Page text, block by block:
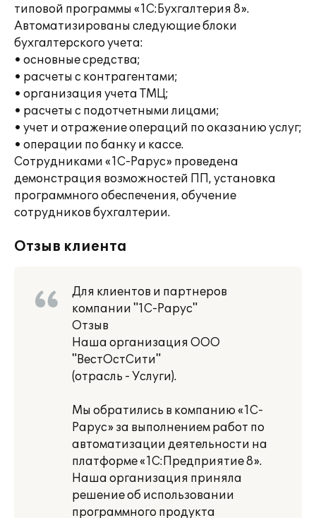
типовой программы «1С:Бухгалтерия 8».
Автоматизированы следующие блоки
бухгалтерского учета:
• основные средства;
• расчеты с контрагентами;
• организация учета ТМЦ;
• расчеты с подотчетными лицами;
• учет и отражение операций по оказанию услуг;
• операции по банку и кассе.
Сотрудниками «1С-Рарус» проведена
демонстрация возможностей ПП, установка
программного обеспечения, обучение
сотрудников бухгалтерии.
Отзыв клиента
Для клиентов и партнеров
компании "1С-Рарус"
Отзыв
Наша организация ООО
"ВестОстСити"
(отрасль - Услуги).
Мы обратились в компанию «1С-
Рарус» за выполнением работ по
автоматизации деятельности на
платформе «1С:Предприятие 8».
Наша организация приняла
решение об использовании
программного продукта